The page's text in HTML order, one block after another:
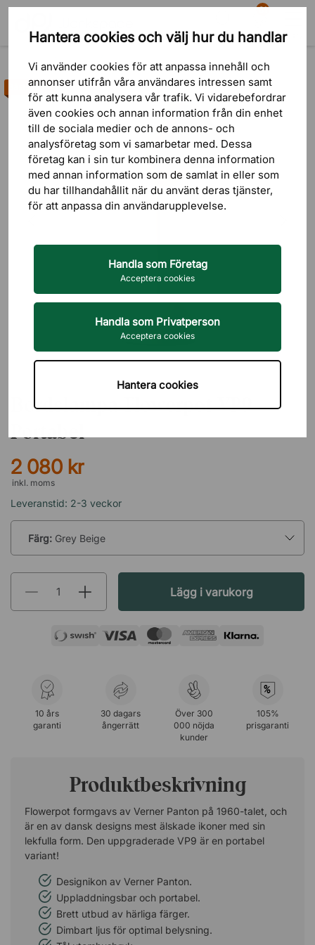
Hantera cookies och välj hur du handlar
Vi använder cookies för att anpassa innehåll och
annonser utifrån våra användares intressen samt
för att kunna analysera vår trafik. Vi vidarebefordrar
även cookies och annan information från din enhet
till de sociala medier och de annons- och
analysföretag som vi samarbetar med. Dessa
företag kan i sin tur kombinera denna information
med annan information som de samlat in eller som
du har tillhandahållit när du använt deras tjänster,
för att anpassa din användarupplevelse.
Handla som Företag
Acceptera cookies
Handla som Privatperson
Acceptera cookies
Hantera cookies
Sök
81
Varukorg Meny
Bästsäljare
Bordslampa Flowerpot VP9 -
Portabel
2 080 kr
inkl. moms
Leveranstid: 2-3 veckor
Färg: Grey Beige
Lägg i varukorg
10 års
garanti
30 dagars
ångerrätt
Över 300
000 nöjda
kunder
%
105%
prisgaranti
Produktbeskrivning
Flowerpot formgavs av Verner Panton på 1960-talet, och
är en av dansk designs mest älskade ikoner med sin
lekfulla form. Den uppgraderade VP9 är en portabel
variant!
Designikon av Verner Panton.
Uppladdningsbar och portabel.
Brett utbud av härliga färger.
Dimbart ljus för optimal belysning.